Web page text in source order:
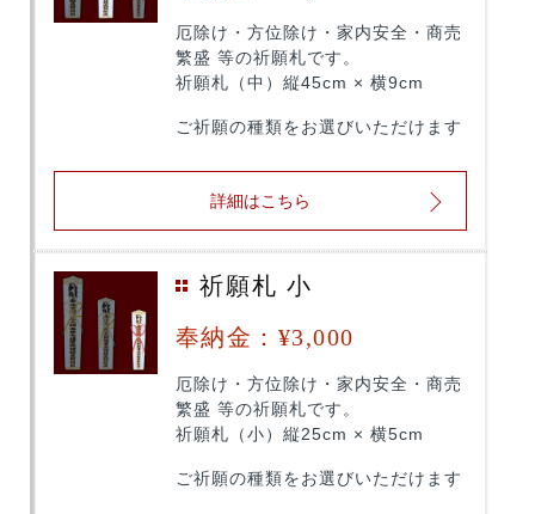
厄除け・方位除け・家内安全・商売
繁盛 等の祈願札です。
祈願札（中）縦45cm × 横9cm
ご祈願の種類をお選びいただけます
詳細はこちら
祈願札 小
奉納金：¥3,000
厄除け・方位除け・家内安全・商売
繁盛 等の祈願札です。
祈願札（小）縦25cm × 横5cm
ご祈願の種類をお選びいただけます